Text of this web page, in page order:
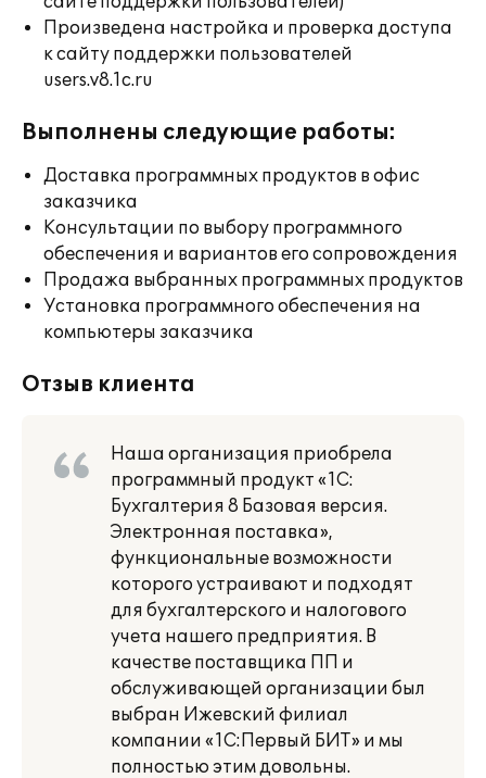
Произведена настройка и проверка доступа
к сайту поддержки пользователей
users.v8.1c.ru
Выполнены следующие работы:
Доставка программных продуктов в офис
заказчика
Консультации по выбору программного
обеспечения и вариантов его сопровождения
Продажа выбранных программных продуктов
Установка программного обеспечения на
компьютеры заказчика
Отзыв клиента
Наша организация приобрела
программный продукт «1С:
Бухгалтерия 8 Базовая версия.
Электронная поставка»,
функциональные возможности
которого устраивают и подходят
для бухгалтерского и налогового
учета нашего предприятия. В
качестве поставщика ПП и
обслуживающей организации был
выбран Ижевский филиал
компании «1С:Первый БИТ» и мы
полностью этим довольны.